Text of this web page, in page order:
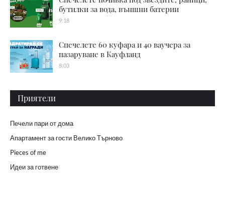
бутилки за вода, външни батерии
9:18
Спечелете 60 куфара и 40 ваучера за
пазаруване в Кауфланд
8:03
Приятели
Печели пари от дома
Апартамент за гости Велико Търново
Pieces of me
Идеи за готвене